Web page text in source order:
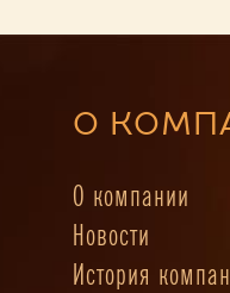
О
О компании
Новости
История